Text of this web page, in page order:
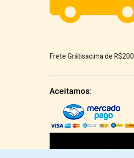
Frete Grátisacima de R$200
Aceitamos: